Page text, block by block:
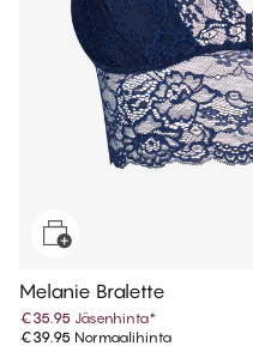
Melanie Bralette
€35.95 Jäsenhinta*
€39.95 Normaalihinta